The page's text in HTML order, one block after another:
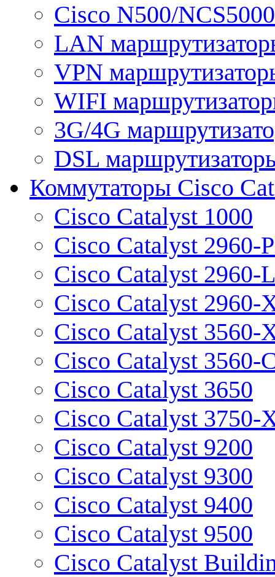
Cisco N500/
LAN
VPN
WIFI
3G/4G
DSL
Коммутаторы Cisco
Cisco Catalyst 1000
Cisco Catalyst 2960-
Cisco Catalyst 2960-L
Cisco Catalyst 2960-
Cisco Catalyst 3560-
Cisco Catalyst 3560-
Cisco Catalyst 3650
Cisco Catalyst 3750-
Cisco Catalyst 9200
Cisco Catalyst 9300
Cisco Catalyst 9400
Cisco Catalyst 9500
Cisco Catalyst